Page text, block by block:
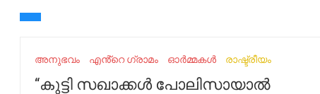
അനുഭവം എൻ്റെ ഗ്രാമം ഓർമ്മകൾ രാഷ്ട്രീയം
“കുട്ടി സഖാക്കൾ പോലിസായാൽ